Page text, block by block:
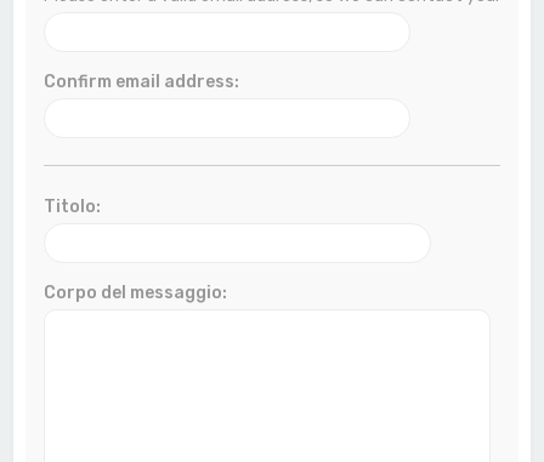
Confirm email address:
Titolo:
Corpo del messaggio: